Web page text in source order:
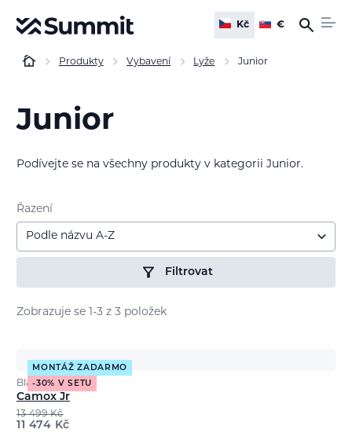
Kč €
Produkty Vybavení Lyže Junior
Junior
Podívejte se na všechny produkty v kategorii Junior.
Řazení
Podle názvu A-Z
Filtrovat
Zobrazuje se 1-3 z 3 položek
MONTÁŽ ZADARMO
-30% V SETU
Black Crows
Camox Jr
13 499Kč
11 474 Kč